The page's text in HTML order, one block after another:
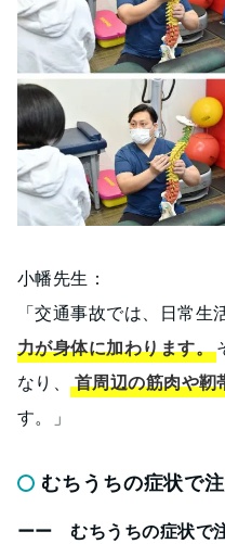
小幡先生：
「交通事故では、日常生
力が身体に加わります。
なり、首周辺の筋肉や靭
す。」
むちうちの症状で
ーー むちうちの症状で